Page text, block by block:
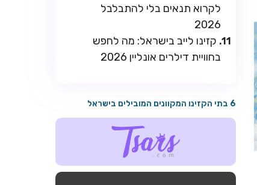
לקרוא תנאים בלי להתבלבל
2026
קזינו לייב בישראל: מה לחפש
בחוויית דילרים אונליין 2026
6 בתי הקזינו המקוונים המובילים בישראל